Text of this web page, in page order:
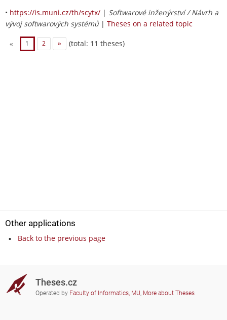
• https://is.muni.cz/th/scytx/ | Softwarové inženýrství / Návrh a
vývoj softwarových systémů | Theses on a related topic
« 1 2 » (total: 11 theses)
Other applications
Back to the previous page
Theses.cz
Operated by Faculty of Informatics, MU, More about Theses